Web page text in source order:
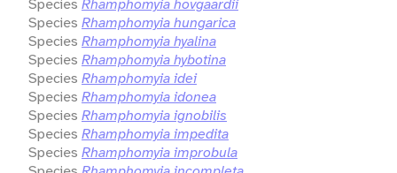
Species Rhamphomyia hovgaardii
Species Rhamphomyia hungarica
Species Rhamphomyia hyalina
Species Rhamphomyia hybotina
Species Rhamphomyia idei
Species Rhamphomyia idonea
Species Rhamphomyia ignobilis
Species Rhamphomyia impedita
Species Rhamphomyia improbula